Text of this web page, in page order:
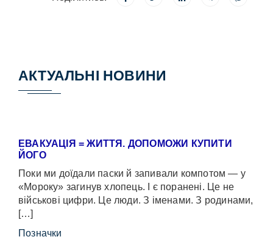
АКТУАЛЬНІ НОВИНИ
ЕВАКУАЦІЯ = ЖИТТЯ. ДОПОМОЖИ КУПИТИ
ЙОГО
Поки ми доїдали паски й запивали компотом — у
«Мороку» загинув хлопець. І є поранені. Це не
військові цифри. Це люди. З іменами. З родинами,
[…]
Позначки